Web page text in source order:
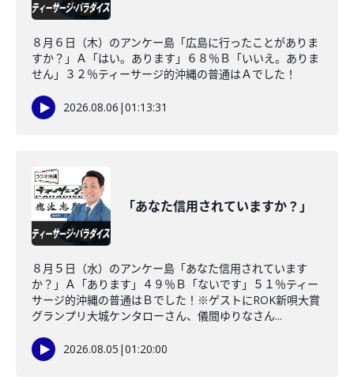
８月６日（木）のアンケー島「広島に行ったことがありま
すか？」Ａ「はい。あります」６８％Ｂ「いいえ。ありま
せん」３２％ティーサージ的沖縄の普通はＡでした！
2026.08.06 |01:13:31
「あなた信用されていますか？」
８月５日（水）のアンケー島「あなた信用されています
か？」Ａ「あります」４９％Ｂ「ないです」５１％ティー
サージ的沖縄の普通はＢでした！※ゲストにROK新唄大賞
グランプリ大城ケンタローさん、儀間ゆりなさん...
2026.08.05 |01:20:00